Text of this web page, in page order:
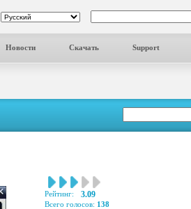
Новости Скачать Support
Рейтинг: 3.09
Всего голосов: 138